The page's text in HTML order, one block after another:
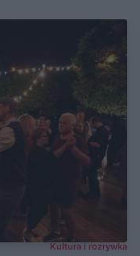
Kultura i rozrywka